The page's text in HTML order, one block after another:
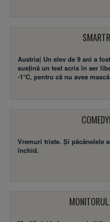
Austria| Un elev de 9 ani a
susţină un test scris în aer
-1°C, pentru că nu avea mască
Vremuri triste. Şi păcănelele
închid.